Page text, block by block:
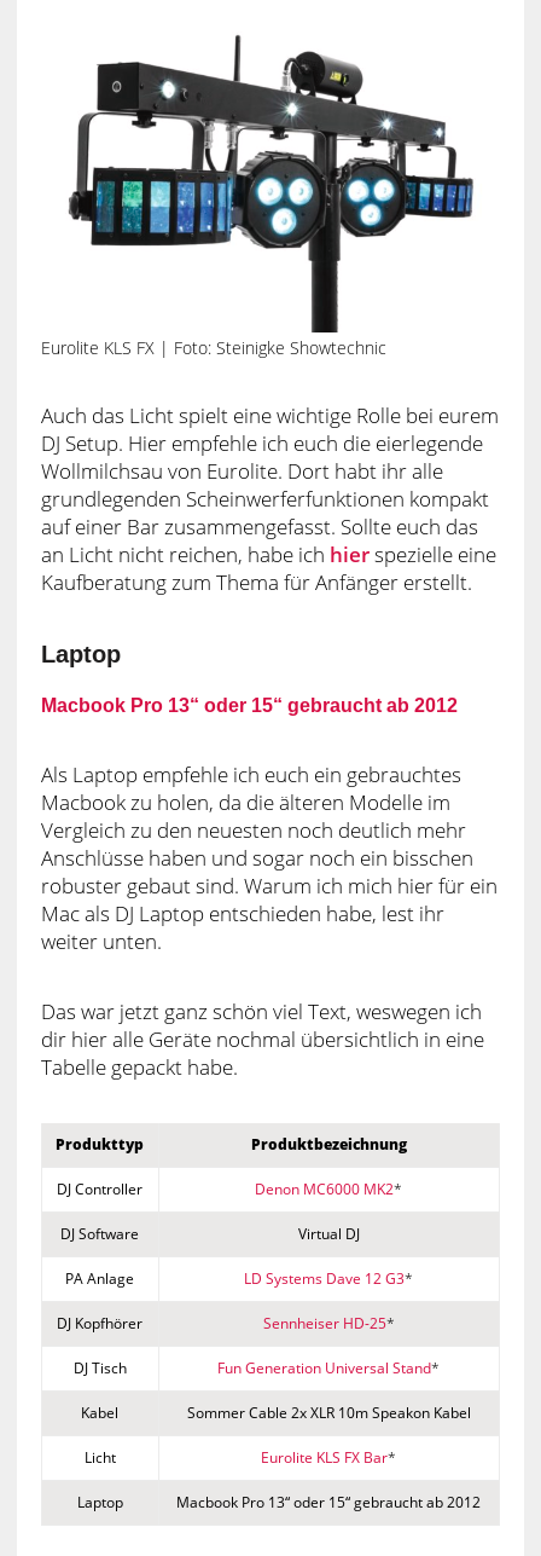
Eurolite KLS FX | Foto: Steinigke Showtechnic
Auch das Licht spielt eine wichtige Rolle bei eurem
DJ Setup. Hier empfehle ich euch die eierlegende
Wollmilchsau von Eurolite. Dort habt ihr alle
grundlegenden Scheinwerferfunktionen kompakt
auf einer Bar zusammengefasst. Sollte euch das
an Licht nicht reichen, habe ich hierspezielle eine
Kaufberatung zum Thema für Anfänger erstellt.
Laptop
Macbook Pro 13“ oder 15“ gebraucht ab 2012
Als Laptop empfehle ich euch ein gebrauchtes
Macbook zu holen, da die älteren Modelle im
Vergleich zu den neuesten noch deutlich mehr
Anschlüsse haben und sogar noch ein bisschen
robuster gebaut sind. Warum ich mich hier für ein
Mac als DJ Laptop entschieden habe, lest ihr
weiter unten.
Das war jetzt ganz schön viel Text, weswegen ich
dir hier alle Geräte nochmal übersichtlich in eine
Tabelle gepackt habe.
Produkttyp Produktbezeichnung
DJ Controller Denon MC6000 MK2*
DJ Software Virtual DJ
PA Anlage LD Systems Dave 12 G3*
DJ Kopfhörer Sennheiser HD-25*
DJ Tisch Fun Generation Universal Stand*
Kabel Sommer Cable 2x XLR 10m Speakon Kabel
Licht Eurolite KLS FX Bar*
Laptop Macbook Pro 13“ oder 15“ gebraucht ab 2012